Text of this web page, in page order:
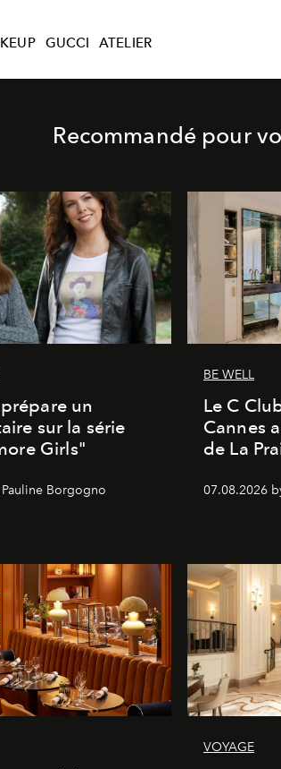
GUCCI ATELIER
Recommandé pour
un
sur la série
Girls"
Borgogno
BE WELL
Le C
Cannes
de La
07.08.2026
VOYAGE